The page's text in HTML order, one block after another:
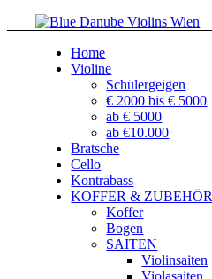
Home
Violine
Schülergeigen
€ 2000 bis € 5000
ab € 5000
ab €10.000
Bratsche
Cello
Kontrabass
KOFFER & ZUBEHÖR
Koffer
Bogen
SAITEN
Violinsaiten
Violasaiten